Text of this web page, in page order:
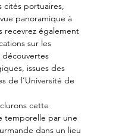
cités portuaires,
panoramique à
recevrez également
sur les
issues des
de l’Université de
cette
temporelle par une
dans un lieu